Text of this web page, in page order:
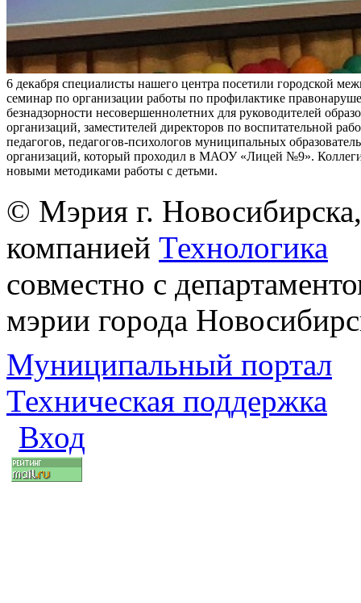
6 декабря специалисты нашего центра посетили городской
семинар по организации работы по профилактике
безнадзорности несовершеннолетних для руководителей
организаций, заместителей директоров по воспитательной
педагогов, педагогов-психологов муниципальных
организаций, который проходил в МАОУ «Лицей №9».
новыми методиками работы с детьми.
© Мэрия г.
компанией Технологика
совместно с
мэрии города
Муниципальный портал
Техническая поддержка
Вход